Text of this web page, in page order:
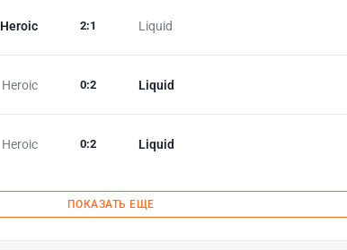
Heroic Liquid
2:1
Heroic Liquid
0:2
Heroic Liquid
0:2
ПОКАЗАТЬ ЕЩЕ